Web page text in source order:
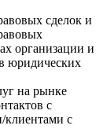
сделок и
организации и
юридических
на рынке
с
клиентами с